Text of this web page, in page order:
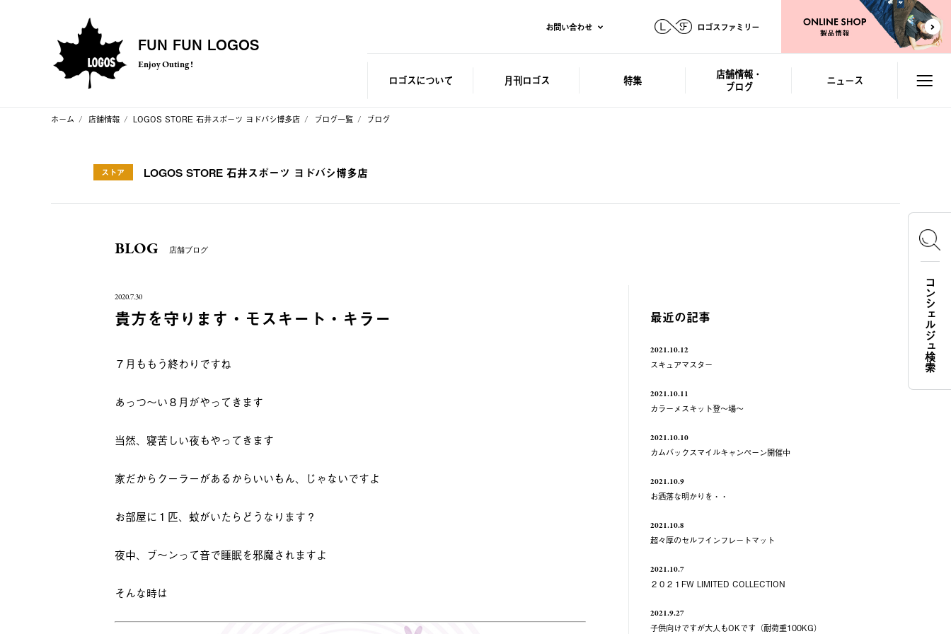
FUN FUN LOGOS
Enjoy Outing !
お問い合わせ ロゴスファミリー
ロゴスについて 月刊ロゴス 特集
店舗情報・
ブログ
ニュース
ホーム 店舗情報 LOGOS STORE 石井スポーツ ヨドバシ博多店 ブログ一覧 ブログ
ストア LOGOS STORE 石井スポーツ ヨドバシ博多店
BLOG 店舗ブログ
2020.7.30
貴方を守ります・モスキート・キラー
７月ももう終わりですね
あっつ～い８月がやってきます
当然、寝苦しい夜もやってきます
家だからクーラーがあるからいいもん、じゃないですよ
お部屋に１匹、蚊がいたらどうなります？
夜中、ブ～ンって音で睡眠を邪魔されますよ
そんな時は
最近の記事
2021.10.12
スキュアマスター
2021.10.11
カラーメスキット登～場～
2021.10.10
カムバックスマイルキャンペーン開催中
2021.10.9
お洒落な明かりを・・
2021.10.8
超々厚のセルフインフレートマット
2021.10.7
２０２１FW LIMITED COLLECTION
2021.9.27
子供向けですが大人もOKです（耐荷重100KG）
コンシェルジュ検索